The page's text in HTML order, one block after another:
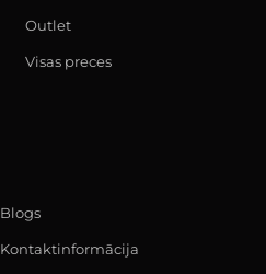
Outlet
Visas preces
Blogs
Kontaktinformācija